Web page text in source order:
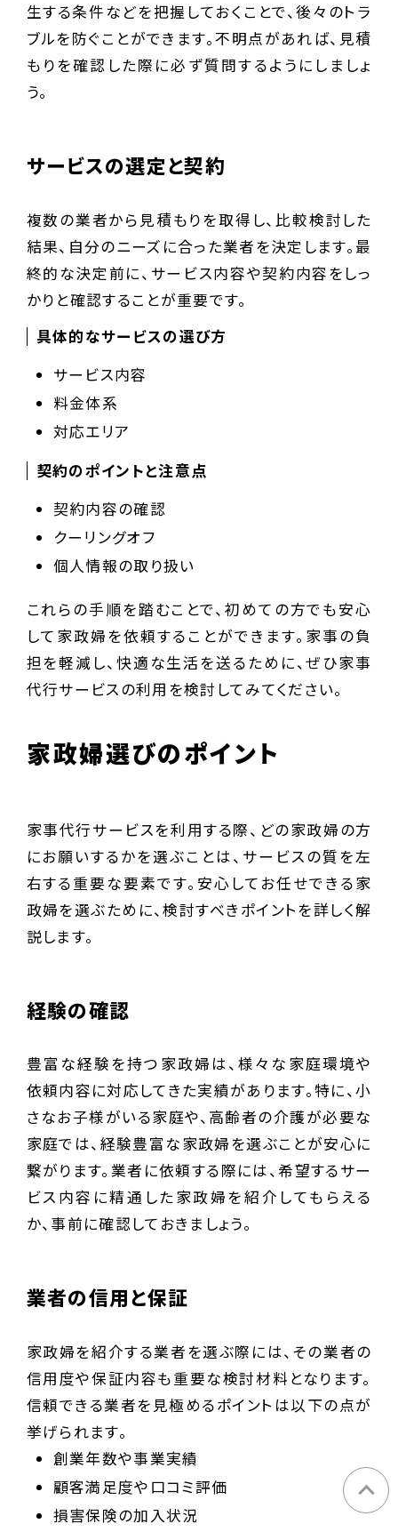
生する条件などを把握しておくことで、後々のトラ
ブルを防ぐことができます。不明点があれば、見積
もりを確認した際に必ず質問するようにしましょ
う。
サービスの選定と契約
複数の業者から見積もりを取得し、比較検討した
結果、自分のニーズに合った業者を決定します。最
終的な決定前に、サービス内容や契約内容をしっ
かりと確認することが重要です。
具体的なサービスの選び方
サービス内容
料金体系
対応エリア
契約のポイントと注意点
契約内容の確認
クーリングオフ
個人情報の取り扱い
これらの手順を踏むことで、初めての方でも安心
して家政婦を依頼することができます。家事の負
担を軽減し、快適な生活を送るために、ぜひ家事
代行サービスの利用を検討してみてください。
家政婦選びのポイント
家事代行サービスを利用する際、どの家政婦の方
にお願いするかを選ぶことは、サービスの質を左
右する重要な要素です。安心してお任せできる家
政婦を選ぶために、検討すべきポイントを詳しく解
説します。
経験の確認
豊富な経験を持つ家政婦は、様々な家庭環境や
依頼内容に対応してきた実績があります。特に、小
さなお子様がいる家庭や、高齢者の介護が必要な
家庭では、経験豊富な家政婦を選ぶことが安心に
繋がります。業者に依頼する際には、希望するサー
ビス内容に精通した家政婦を紹介してもらえる
か、事前に確認しておきましょう。
業者の信用と保証
家政婦を紹介する業者を選ぶ際には、その業者の
信用度や保証内容も重要な検討材料となります。
信頼できる業者を見極めるポイントは以下の点が
挙げられます。
創業年数や事業実績
顧客満足度や口コミ評価
損害保険の加入状況